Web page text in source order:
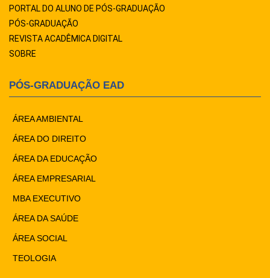
PORTAL DO ALUNO DE PÓS-GRADUAÇÃO
PÓS-GRADUAÇÃO
REVISTA ACADÊMICA DIGITAL
SOBRE
PÓS-GRADUAÇÃO EAD
ÁREA AMBIENTAL
ÁREA DO DIREITO
ÁREA DA EDUCAÇÃO
ÁREA EMPRESARIAL
MBA EXECUTIVO
ÁREA DA SAÚDE
ÁREA SOCIAL
TEOLOGIA